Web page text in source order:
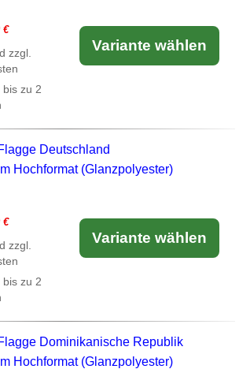
€
zzgl.
bis zu 2
Variante wählen
Deutschland
Hochformat (Glanzpolyester)
€
zzgl.
bis zu 2
Variante wählen
Dominikanische Republik
Hochformat (Glanzpolyester)